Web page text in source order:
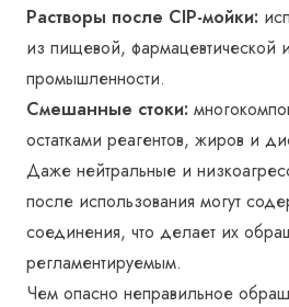
Растворы после CIP-мойки:
из пищевой, фармацевтической
промышленности.
Смешанные стоки:
остатками реагентов, жиров и
Даже нейтральные и
после использования могут
соединения, что делает их
регламентируемым.
Чем опасно неправильное